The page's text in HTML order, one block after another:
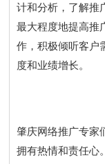
计和分析，了解推
最大程度地提高推
作，积极倾听客户
度和业绩增长。
肇庆网络推广专家
拥有热情和责任心